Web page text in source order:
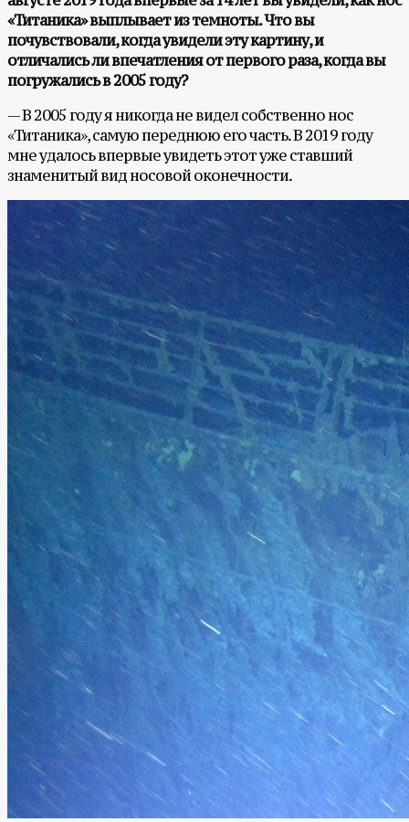
«Титаника» выплывает из темноты. Что вы
почувствовали, когда увидели эту картину, и
отличались ли впечатления от первого раза, когда вы
погружались в 2005 году?
— В 2005 году я никогда не видел собственно нос
«Титаника», самую переднюю его часть. В 2019 году
мне удалось впервые увидеть этот уже ставший
знаменитый вид носовой оконечности.